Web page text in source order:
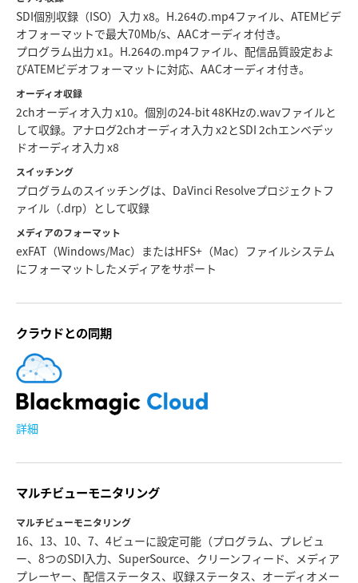
SDI個別収録（ISO）入力 x8。H.264の.mp4ファイル、ATEMビデ
オフォーマットで最大70Mb/s、AACオーディオ付き。
プログラム出力 x1。H.264の.mp4ファイル、配信品質設定およ
びATEMビデオフォーマットに対応、AACオーディオ付き。
オーディオ収録
2chオーディオ入力 x10。個別の24-bit 48KHzの.wavファイルと
して収録。アナログ2chオーディオ入力 x2とSDI 2chエンベデッ
ドオーディオ入力 x8
スイッチング
プログラムのスイッチングは、DaVinci Resolveプロジェクトフ
ァイル（.drp）として収録
メディアのフォーマット
exFAT（Windows/Mac）またはHFS+（Mac）ファイルシステム
にフォーマットしたメディアをサポート
クラウドとの同期
詳細
マルチビューモニタリング
マルチビューモニタリング
16、13、10、7、4ビューに設定可能（プログラム、プレビュ
ー、8つのSDI入力、SuperSource、クリーンフィード、メディア
プレーヤー、配信ステータス、収録ステータス、オーディオメー